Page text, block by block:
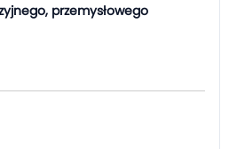
przemysłowego